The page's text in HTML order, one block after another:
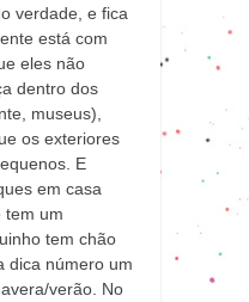
verdade, e fica
está com
eles não
dentro dos
museus),
os exteriores
E
em casa
tem um
tem chão
dica número um
verão. No